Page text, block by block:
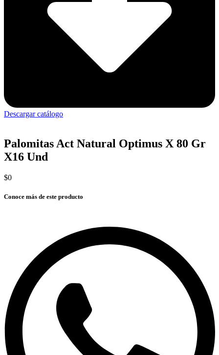
Descargar catálogo
Palomitas Act Natural Optimus X 80 Gr
X16 Und
$0
Conoce más de este producto